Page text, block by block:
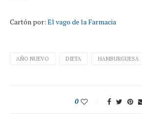
Cartón por: El vago de la Farmacia
AÑO NUEVO DIETA HAMBURGUESA
0